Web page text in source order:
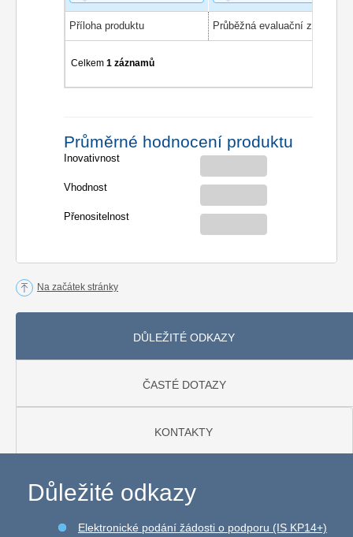
Příloha produktu Průběžná evaluační zpráva
Celkem1 záznamů
Průměrné hodnocení produktu
Inovativnost
Vhodnost
Přenositelnost
Na začátek stránky
DŮLEŽITÉ ODKAZY
ČASTÉ DOTAZY
KONTAKTY
Důležité odkazy
Elektronické podání žádosti o podporu (IS KP14+)